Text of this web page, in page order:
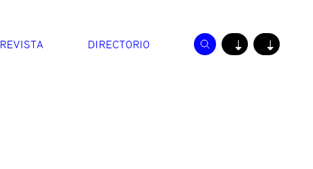
REVISTA DIRECTORIO ↓ ↓